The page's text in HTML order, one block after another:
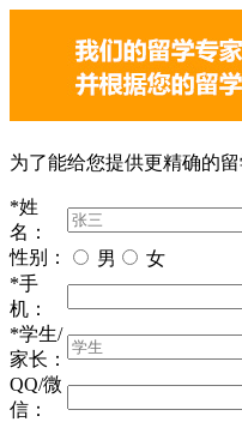
为了能给您提供更精确的
*姓
名：
性别：
男
女
*手
机：
*学生/
家长：
QQ/微
信：